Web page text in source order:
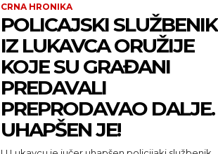
CRNA HRONIKA
POLICAJSKI SLUŽBENIK
IZ LUKAVCA ORUŽIJE
KOJE SU GRAĐANI
PREDAVALI
PREPRODAVAO DALJE.
UHAPŠEN JE!